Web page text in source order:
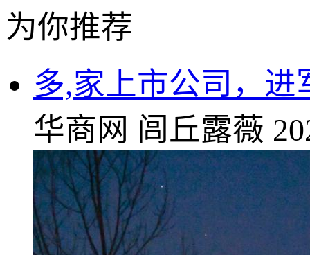
为你推荐
多,家上市公司，进
华商网 闾丘露薇